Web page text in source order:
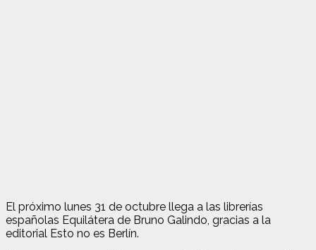
El próximo lunes 31 de octubre llega a las librerías
españolas Equilátera de Bruno Galindo, gracias a la
editorial Esto no es Berlín.